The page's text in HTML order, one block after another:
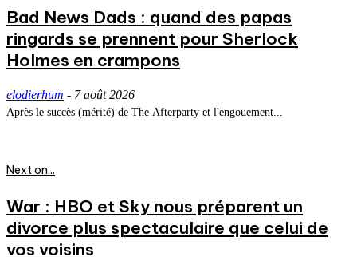
Bad News Dads : quand des papas
ringards se prennent pour Sherlock
Holmes en crampons
elodierhum - 7 août 2026
Après le succès (mérité) de The Afterparty et l'engouement...
Next on...
War : HBO et Sky nous préparent un
divorce plus spectaculaire que celui de
vos voisins